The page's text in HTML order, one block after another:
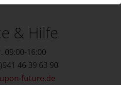
& Hilfe
09:00-16:00
46 39 63 90
future.de